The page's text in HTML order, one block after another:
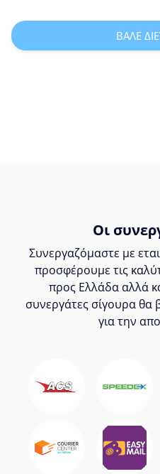
ΒΑΛΕ
Οι
Συνεργαζόμαστε με
προσφέρουμε τις
προς Ελλάδα αλλά
συνεργάτες σίγουρα θα
για την